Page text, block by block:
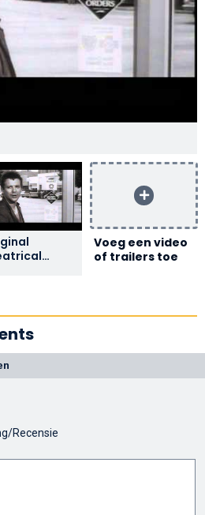
Voeg een video
of trailers toe
Recensie